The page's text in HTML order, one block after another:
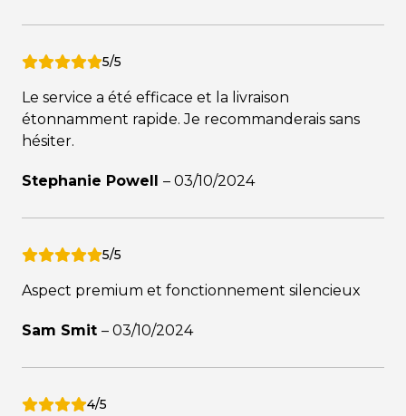
5/5
Le service a été efficace et la livraison
étonnamment rapide. Je recommanderais sans
hésiter.
Stephanie Powell – 03/10/2024
5/5
Aspect premium et fonctionnement silencieux
Sam Smit – 03/10/2024
4/5